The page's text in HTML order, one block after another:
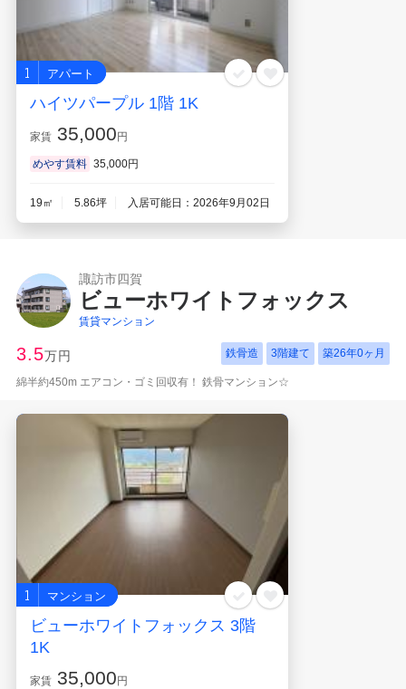
1 アパート
ハイツパープル 1階 1K
家賃 35,000円
めやす賃料 35,000円
19㎡ 5.86坪 入居可能日：2026年9月02日
諏訪市四賀
ビューホワイトフォックス
賃貸マンション
3.5万円 鉄骨造 3階建て 築26年0ヶ月
綿半約450m エアコン・ゴミ回収有！ 鉄骨マンション☆
1 マンション
ビューホワイトフォックス 3階
1K
家賃 35,000円